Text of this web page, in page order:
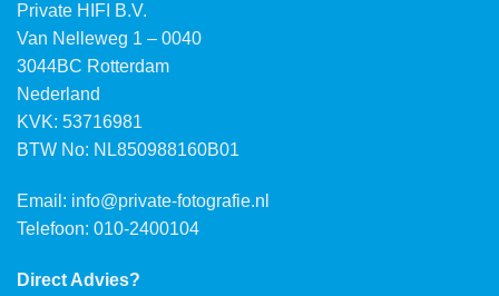
Private HIFI B.V.
Van Nelleweg 1 – 0040
3044BC Rotterdam
Nederland
KVK: 53716981
BTW No: NL850988160B01
Email: info@private-fotografie.nl
Telefoon: 010-2400104
Direct Advies?